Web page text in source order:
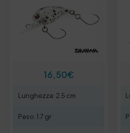
16,50€
Lunghezza: 2.5 cm
Peso: 1.7 gr